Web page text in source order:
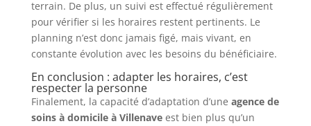
terrain. De plus, un suivi est effectué régulièrement
pour vérifier si les horaires restent pertinents. Le
planning n’est donc jamais figé, mais vivant, en
constante évolution avec les besoins du bénéficiaire.
En conclusion : adapter les horaires, c’est
respecter la personne
Finalement, la capacité d’adaptation d’une agence de
soins à domicile à Villenaveest bien plus qu’un